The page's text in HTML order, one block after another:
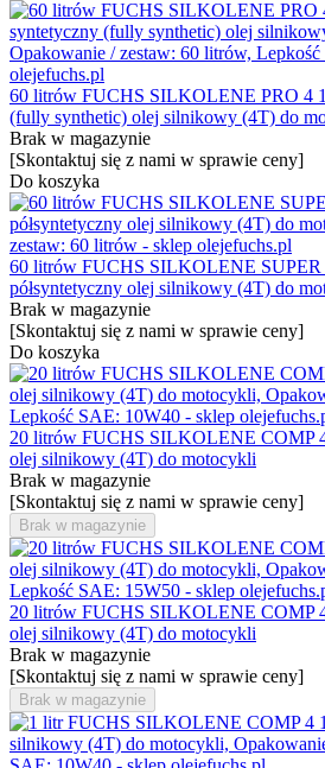
60 litrów FUCHS SILKOLENE PRO 4
(fully synthetic) olej silnikowy (4T) do
Brak w magazynie
[Skontaktuj się z nami w sprawie ceny]
Do koszyka
60 litrów FUCHS SILKOLENE SUPER
półsyntetyczny olej silnikowy (4T) do
Brak w magazynie
[Skontaktuj się z nami w sprawie ceny]
Do koszyka
20 litrów FUCHS SILKOLENE COMP
olej silnikowy (4T) do motocykli
Brak w magazynie
[Skontaktuj się z nami w sprawie ceny]
Brak w magazynie
20 litrów FUCHS SILKOLENE COMP
olej silnikowy (4T) do motocykli
Brak w magazynie
[Skontaktuj się z nami w sprawie ceny]
Brak w magazynie